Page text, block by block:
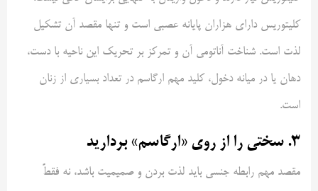
کلیتوریس دارای هزاران پایانه عصبی است و تنها مقصد آن تشکیل
لذت است. شناخت آناتومی آن و تمرکز بر تحریک این ناحیه با دست،
دهان یا در میانه دخول، کلید مهم ارگاسم در تعداد بسیاری از زنان
است.
۳. سختی را از روی «ارگاسم» بردارید
مقصد مهم رابطه جنسی باید لذت بردن و صمیمیت باشد، نه فقطً